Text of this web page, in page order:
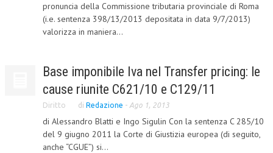
DIRITTO DEL LAVORO
DIRITTO DEL WEB
CRIMINOLOGIA E CRIMINALISTICA
SICUREZZA SUL LAVORO
FISCO
DIRITTO TRIBUTARIO
pronuncia della Commissione tributaria provinciale di Roma
(i.e. sentenza 398/13/2013 depositata in data 9/7/2013)
valorizza in maniera...
Base imponibile Iva nel Transfer pricing: le
cause riunite C621/10 e C129/11
Diritto di Redazione - Ago 1, 2013
di Alessandro Blatti e Ingo Sigulin Con la sentenza C 285/10
del 9 giugno 2011 la Corte di Giustizia europea (di seguito,
anche “CGUE”) si...